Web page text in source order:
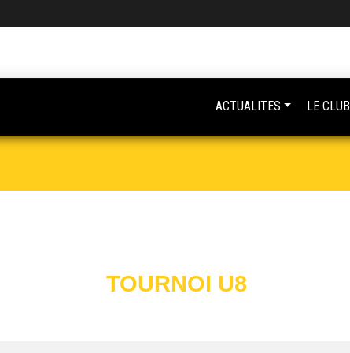
TOURNOI U8
ACTUALITES LE CLUB